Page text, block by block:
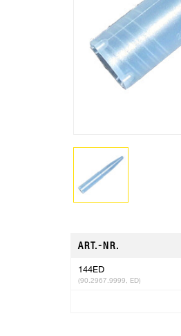
ART.-NR.
144ED
(90.2967.9999, ED)